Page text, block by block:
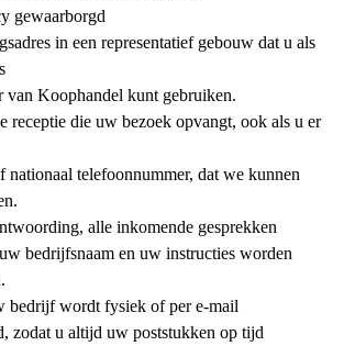
gewaarborgd
in een representatief gebouw dat u als
van Koophandel kunt gebruiken.
receptie die uw bezoek opvangt, ook als u er
nationaal telefoonnummer, dat we kunnen
alle inkomende gesprekken
bedrijfsnaam en uw instructies worden
bedrijf wordt fysiek of per e-mail
zodat u altijd uw poststukken op tijd